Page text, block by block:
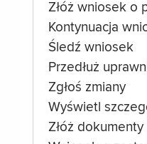
Złóż wniosek o
Kontynuacja
Śledź wniosek
Przedłuż
Zgłoś zmiany
Wyświetl
Złóż